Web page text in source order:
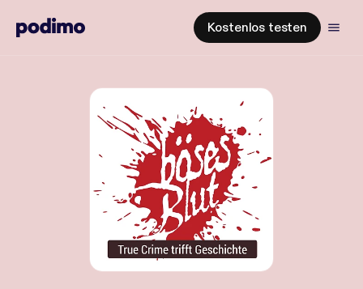
Kostenlos testen